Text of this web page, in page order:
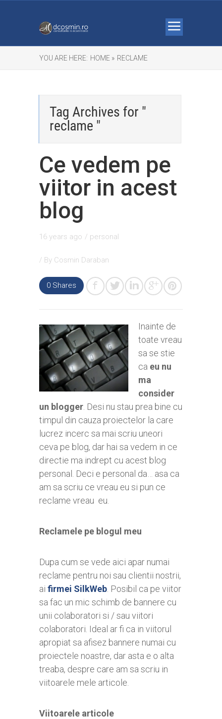
YOU ARE HERE: HOME » RECLAME
Tag Archives for "
reclame "
Ce vedem pe
viitor in acest
blog
16 years ago / personal
/ By Cosmin Daraban
0 Shares
Inainte de
toate vreau
sa se stie
ca eu nu
ma
consider
un blogger . Desi nu stau prea bine cu
timpul din cauza proiectelor la care
lucrez incerc sa mai scriu uneori
ceva pe blog, dar hai sa vedem in ce
directie ma indrept cu acest blog
personal. Deci e personal da… asa ca
am sa scriu ce vreau eu si pun ce
reclame vreau eu.
Reclamele pe blogul meu
Dupa cum se vede aici apar numai
reclame pentru noi sau clientii nostrii,
ai firmei SilkWeb . Posibil ca pe viitor
sa fac un mic schimb de bannere cu
unii colaboratori si / sau viitori
colaboratori. Ideal ar fi ca in viitorul
apropiat sa afisez bannere numai cu
proiectele noastre, dar asta e o alta
treaba, despre care am sa scriu in
viitoarele mele articole.
Viitoarele articole